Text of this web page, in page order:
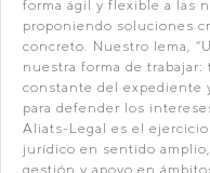
forma ágil y flexible a las
proponiendo soluciones
concreto. Nuestro lema,
nuestra forma de
constante del expediente
para defender los
Aliats-Legal es el
jurídico en sentido
gestión y apoyo en